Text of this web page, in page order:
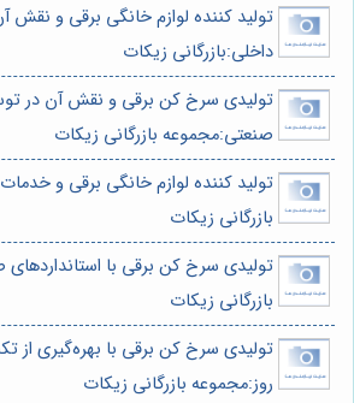
تولید کننده لوازم خانگی برقی و نقش
داخلی:بازرگانی زیکات
تولیدی سرخ کن برقی و نقش آن در
صنعتی:مجموعه بازرگانی زیکات
تولید کننده لوازم خانگی برقی و
بازرگانی زیکات
تولیدی سرخ کن برقی با
بازرگانی زیکات
تولیدی سرخ کن برقی با بهره‌گیری از
روز:مجموعه بازرگانی زیکات